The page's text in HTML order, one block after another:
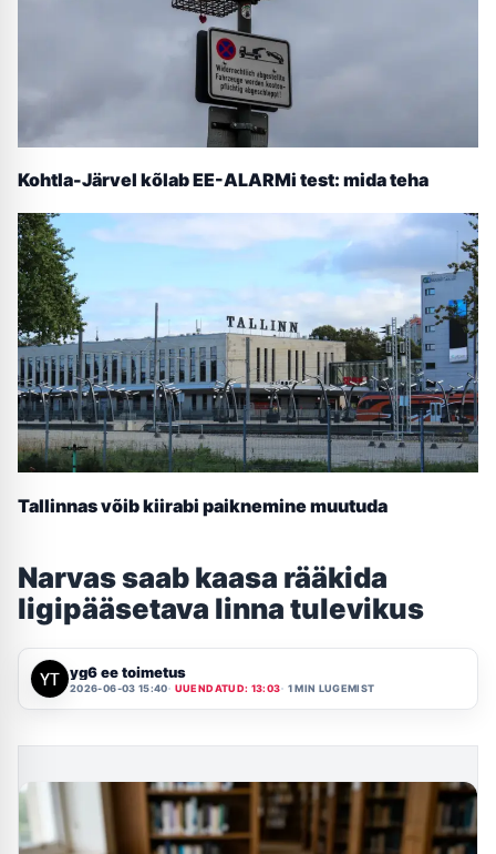
Kohtla-Järvel kõlab EE-ALARMi test: mida teha
Tallinnas võib kiirabi paiknemine muutuda
Narvas saab kaasa rääkida
ligipääsetava linna tulevikus
yg6 ee toimetus
2026-06-03 15:40 UUENDATUD: 13:03 1 MIN LUGEMIST